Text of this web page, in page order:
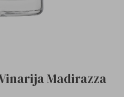
Madirazza